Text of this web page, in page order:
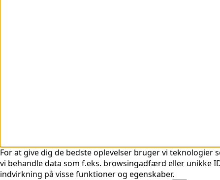
For at give dig de bedste oplevelser bruger vi teknologier
vi behandle data som f.eks. browsingadfærd eller unikke
indvirkning på visse funktioner og egenskaber.